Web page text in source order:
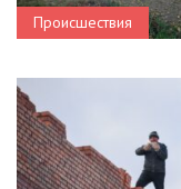
Происшествия